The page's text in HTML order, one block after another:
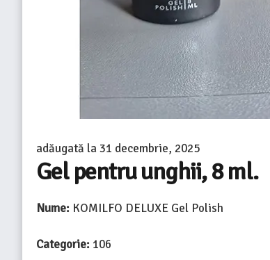
adăugată la 31 decembrie, 2025
Gel pentru unghii, 8 ml.
Nume: KOMILFO DELUXE Gel Polish
Categorie: 106